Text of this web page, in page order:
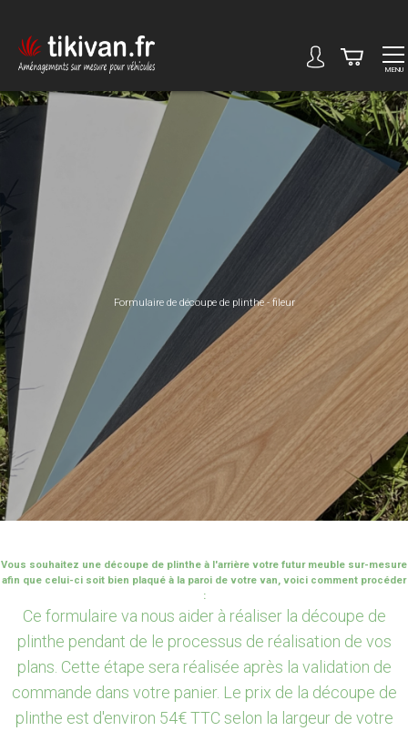
MENU
Formulaire de découpe de plinthe - fileur
Vous souhaitez une découpe de plinthe à l'arrière votre futur meuble sur-mesure
afin que celui-ci soit bien plaqué à la paroi de votre van, voici comment procéder
:
Ce formulaire va nous aider à réaliser la découpe de
plinthe pendant de le processus de réalisation de vos
plans. Cette étape sera réalisée après la validation de
commande dans votre panier. Le prix de la découpe de
plinthe est d'environ 54€ TTC selon la largeur de votre